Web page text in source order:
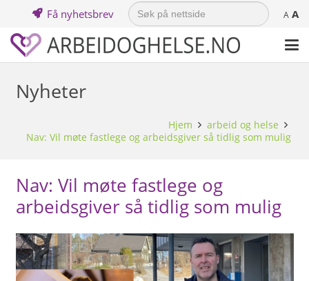
Få nyhetsbrev
Search
for: A A
Nyheter
Hjem
arbeid og helse
Nav: Vil møte fastlege og arbeidsgiver så tidlig som mulig
Nav: Vil møte fastlege og
arbeidsgiver så tidlig som mulig